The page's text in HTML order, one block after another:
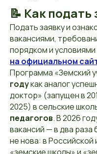
📝 Как подать
Подать заявку и
вакансиями,
порядком и
на официальном
Программа «Земский
годукак аналог
доктор» (запущен в
2025) в сельские
педагогов. В 2026
вакансий — в два
не нова: в